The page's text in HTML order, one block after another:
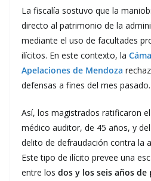
La fiscalía sostuvo que la
directo al patrimonio de la
mediante el uso de facultades
ilícitos. En este contexto, la
Apelaciones de Mendoza
defensas a fines del mes pasado.
Así, los magistrados ratificaron
médico auditor, de 45 años, y
delito de defraudación contra la
Este tipo de ilícito prevee una
entre los dos y los seis años de